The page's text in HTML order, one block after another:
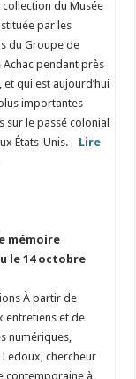
collection du Musée
par les
du Groupe de
Achac pendant près
et qui est aujourd’hui
plus importantes
sur le passé colonial
États-Unis. Lire
mémoire
le 14 octobre
À partir de
entretiens et de
numériques,
Ledoux, chercheur
contemporaine à